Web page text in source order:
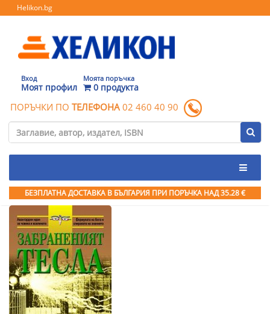
Helikon.bg
Вход
Моят профил
Моята поръчка
0 продукта
ПОРЪЧКИ ПО ТЕЛЕФОНА 02 460 40 90
БЕЗПЛАТНА ДОСТАВКА В БЪЛГАРИЯ ПРИ ПОРЪЧКА НАД 35.28 €